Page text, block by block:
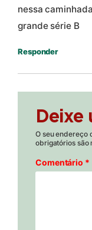
nessa
grande série B
Responder
Deixe
O seu endereço
obrigatórios são
Comentário *